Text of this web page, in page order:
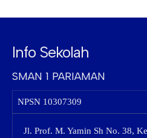
Info Sekolah
SMAN 1 PARIAMAN
NPSN 10307309
Jl. Prof. M. Yamin Sh No. 38,